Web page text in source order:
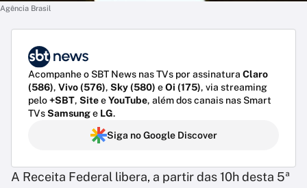
Agência Brasil
Acompanhe o SBT News nas TVs por assinatura Claro
(586), Vivo (576), Sky (580) eOi (175), via streaming
pelo+SBT, SiteeYouTube, além dos canais nas Smart
TVsSamsunge LG.
Siga no Google Discover
A Receita Federal libera, a partir das 10h desta 5ª